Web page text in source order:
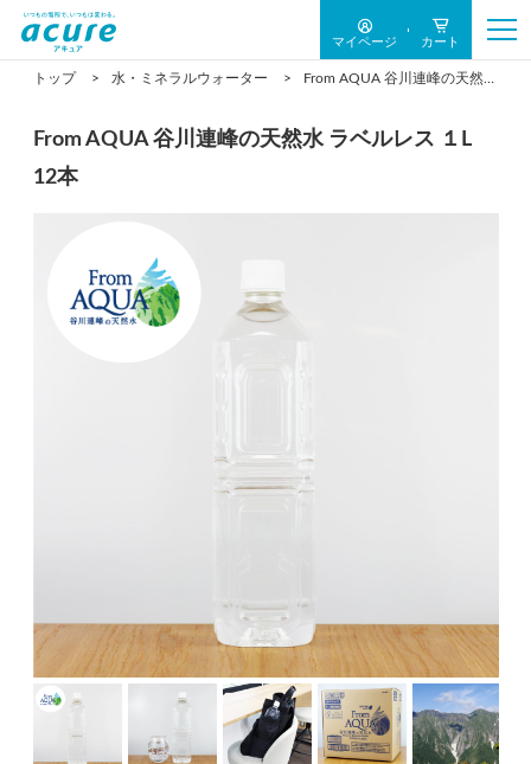
マイページ カート
トップ 水・ミネラルウォーター From AQUA 谷川連峰の天然水 ラベルレス １L 12本
From AQUA 谷川連峰の天然水 ラベルレス １L
12本